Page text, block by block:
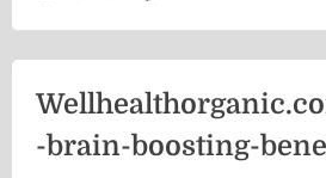
-brain-boosting-